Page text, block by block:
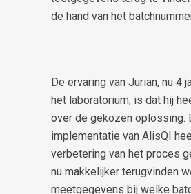
de hand van het
De ervaring van Jurian, nu 4
het laboratorium, is dat hij
over de gekozen oplossing.
implementatie van AlisQI
verbetering van het proces
nu makkelijker terugvinden
meetgegevens bij welke